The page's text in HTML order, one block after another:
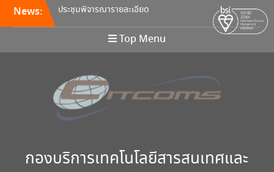
News:
ที่ 5/2569
Integration / Continuous
Deployment (CI/CD)
“พัฒนาทักษะการเรียนการสอน
ด้วยเทคโนโลยีดิจิทัล” 24
สิงหาคม นี้!
Top Menu
กองบริการเทคโนโลยีสารสนเทศและ